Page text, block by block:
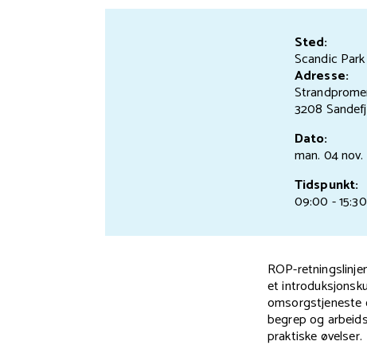
Sted:
Scandic
Adresse:
3208
Dato:
man. 04 nov.
Tidspunkt:
09:00 - 15:30
ROP-
et
omsorgstjeneste
begrep og
praktiske øvelser.